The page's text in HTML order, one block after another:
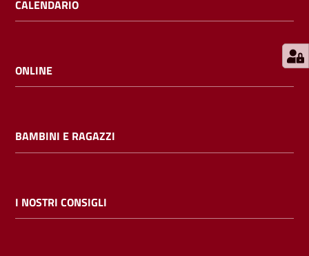
i
l
Cerca nei
cataloghi
Chiedi al
CALENDARIO
ONLINE
BAMBINI E RAGAZZI
I NOSTRI CONSIGLI